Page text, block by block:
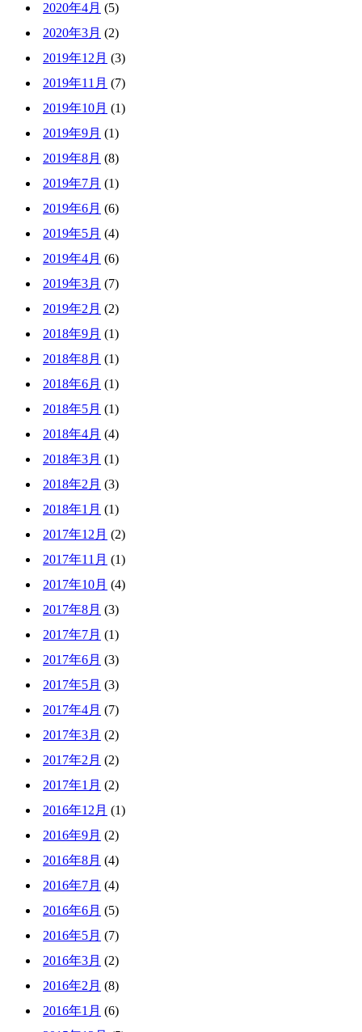
2020年4月 (5)
2020年3月 (2)
2019年12月 (3)
2019年11月 (7)
2019年10月 (1)
2019年9月 (1)
2019年8月 (8)
2019年7月 (1)
2019年6月 (6)
2019年5月 (4)
2019年4月 (6)
2019年3月 (7)
2019年2月 (2)
2018年9月 (1)
2018年8月 (1)
2018年6月 (1)
2018年5月 (1)
2018年4月 (4)
2018年3月 (1)
2018年2月 (3)
2018年1月 (1)
2017年12月 (2)
2017年11月 (1)
2017年10月 (4)
2017年8月 (3)
2017年7月 (1)
2017年6月 (3)
2017年5月 (3)
2017年4月 (7)
2017年3月 (2)
2017年2月 (2)
2017年1月 (2)
2016年12月 (1)
2016年9月 (2)
2016年8月 (4)
2016年7月 (4)
2016年6月 (5)
2016年5月 (7)
2016年3月 (2)
2016年2月 (8)
2016年1月 (6)